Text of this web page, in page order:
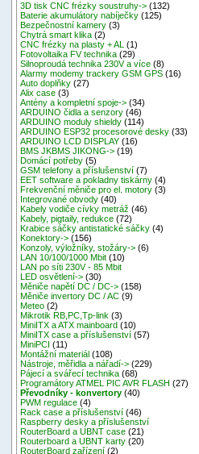
3D tisk CNC frézky soustruhy-> (132)
Baterie akumulátory nabíječky (125)
Bezpečnostní kamery (3)
Chytrá smart klika (2)
CNC frézky na plasty + AL
(1)
Fotovoltaika FV technika (29)
Silnoproudá technika 230V a více (8)
Alarmy modemy trackery GSM GPS (16)
Auto doplňky (27)
Alix case (3)
Antény a kompletní spoje-> (34)
ARDUINO čidla a senzory (46)
ARDUINO moduly shieldy (114)
ARDUINO ESP32 procesorové desky (33)
ARDUINO LCD DISPLAY (16)
BMS JKBMS JIKONG-> (19)
Domácí potřeby (5)
GSM telefony a příslušenství (7)
EET software a pokladny tiskárny (4)
Frekvenční měniče pro el. motory (3)
Integrované obvody (40)
Kabely vodiče cívky metráž (46)
Kabely, pigtaily, redukce (72)
Krabice sáčky antistatické sáčky (4)
Konektory-> (156)
Konzoly, výložníky, stožáry-> (6)
LAN 10/100/1000 Mbit (10)
LAN po síti 230V - 85 Mbit
LED osvětlení-> (30)
Měniče napětí DC / DC-> (158)
Měniče invertory DC / AC (9)
Meteo (2)
Mikrotik RB,PC,Tp-link (3)
MiniITX a ATX mainboard (10)
MiniITX case a příslušenství (57)
MiniPCI (11)
Montážní materiál (108)
Nástroje, měřidla a nářadí-> (229)
Pájecí a svářecí technika (68)
Programátory ATMEL PIC AVR FLASH (27)
Převodníky - konvertory (40)
PWM regulace (4)
Rack case a příslušenství (46)
Raspberry desky a příslušenství
RouterBoard a UBNT case (21)
Routerboard a UBNT karty (20)
RouterBoard zařízení (2)